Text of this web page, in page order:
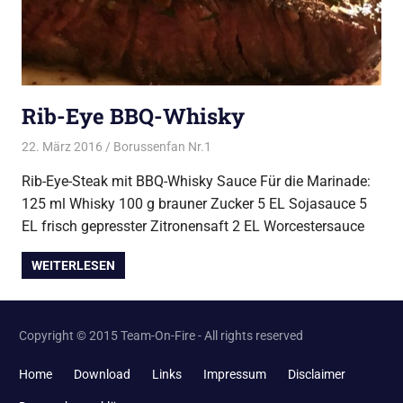
Rib-Eye BBQ-Whisky
22. März 2016 Borussenfan Nr.1
Rib-Eye-Steak mit BBQ-Whisky Sauce Für die Marinade:
125 ml Whisky 100 g brauner Zucker 5 EL Sojasauce 5
EL frisch gepresster Zitronensaft 2 EL Worcestersauce
WEITERLESEN
Copyright © 2015 Team-On-Fire - All rights reserved
Home Download Links Impressum Disclaimer